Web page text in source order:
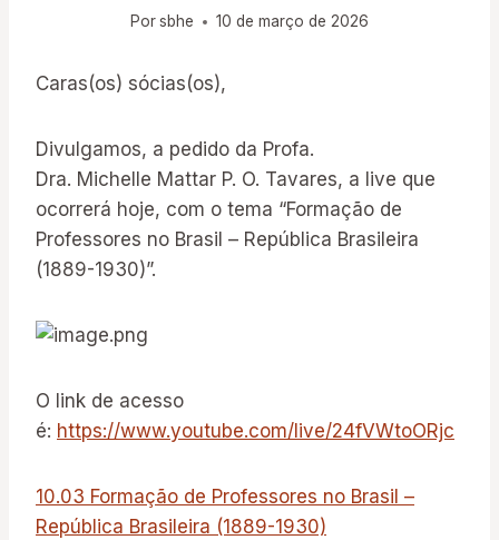
Porsbhe 10 de março de 2026
Caras(os) sócias(os),
Divulgamos, a pedido da Profa.
Dra. Michelle Mattar P. O. Tavares, a live que
ocorrerá hoje, com o tema “Formação de
Professores no Brasil – República Brasileira
(1889-1930)”.
O link de acesso
é: https://www.youtube.com/live/24fVWtoORjc
10.03 Formação de Professores no Brasil –
República Brasileira (1889-1930)